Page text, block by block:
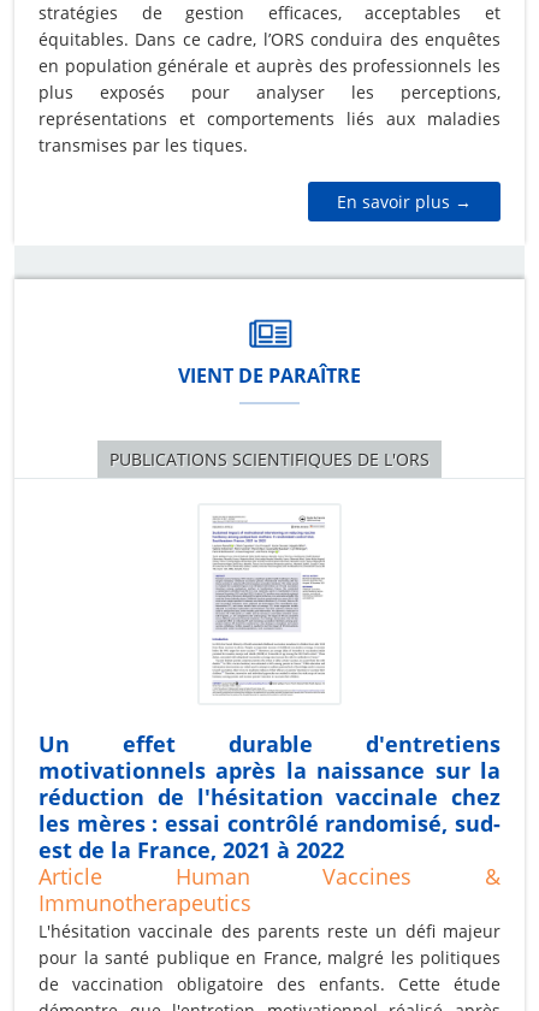
stratégies de gestion efficaces, acceptables et
équitables. Dans ce cadre, l’ORS conduira des enquêtes
en population générale et auprès des professionnels les
plus exposés pour analyser les perceptions,
représentations et comportements liés aux maladies
transmises par les tiques.
En savoir plus →
VIENT DE PARAÎTRE
PUBLICATIONS SCIENTIFIQUES DE L'ORS
Un effet durable d'entretiens
motivationnels après la naissance sur la
réduction de l'hésitation vaccinale chez
les mères : essai contrôlé randomisé, sud-
est de la France, 2021 à 2022
Article Human Vaccines &
Immunotherapeutics
L'hésitation vaccinale des parents reste un défi majeur
pour la santé publique en France, malgré les politiques
de vaccination obligatoire des enfants. Cette étude